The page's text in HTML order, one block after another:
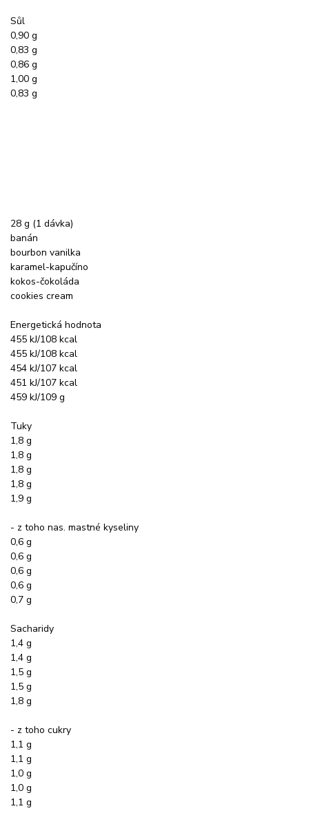
Sůl
0,90 g
0,83 g
0,86 g
1,00 g
0,83 g
28 g (1 dávka)
banán
bourbon vanilka
karamel-kapučíno
kokos-čokoláda
cookies cream
Energetická hodnota
455 kJ/108 kcal
455 kJ/108 kcal
454 kJ/107 kcal
451 kJ/107 kcal
459 kJ/109 g
Tuky
1,8 g
1,8 g
1,8 g
1,8 g
1,9 g
- z toho nas. mastné kyseliny
0,6 g
0,6 g
0,6 g
0,6 g
0,7 g
Sacharidy
1,4 g
1,4 g
1,5 g
1,5 g
1,8 g
- z toho cukry
1,1 g
1,1 g
1,0 g
1,0 g
1,1 g